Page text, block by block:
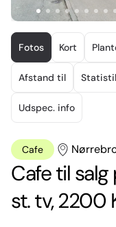
Item
of
25
Fotos Kort
Afstand til
Udspec. info
Cafe
Cafe til salg
st. tv, 2200